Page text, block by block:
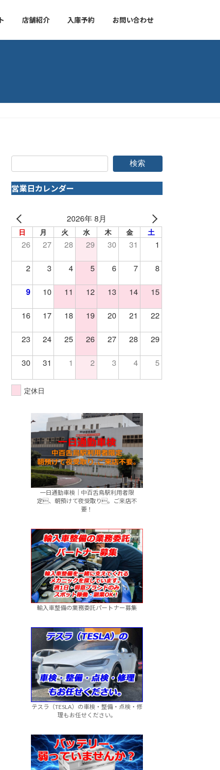
店舗紹介 入庫予約 お問い合わせ
検索
営業日カレンダー
2026年 8月
日 月 火 水 木 金 土
26 27 28 29 30 31 1
2 3 4 5 6 7 8
9 10 11 12 13 14 15
16 17 18 19 20 21 22
23 24 25 26 27 28 29
30 31 1 2 3 4 5
定休日
一日通勤車検｜中百舌鳥駅利用者限
定、朝預けて夜受取り。ご来店不
要！
輸入車整備の業務委託パートナー募集
テスラ（TESLA）の車検・整備・点検・修
理もお任せください。